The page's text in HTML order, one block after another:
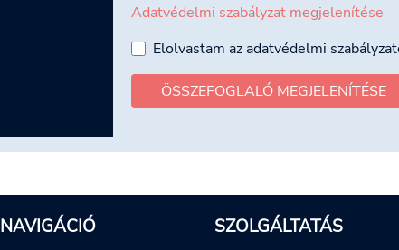
Adatvédelmi szabályzat megjelenítése
Elolvastam az adatvédelmi
ÖSSZEFOGLALÓ MEGJELENÍTÉSE
NAVIGÁCIÓ SZOLGÁLTATÁS